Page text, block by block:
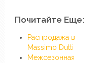
Почитайте Еще:
Распродажа в
Massimo Dutti
Межсезонная